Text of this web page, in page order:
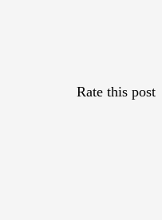
Rate this post